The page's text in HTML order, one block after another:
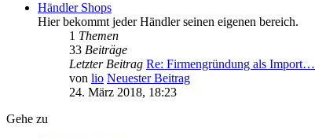
Händler Shops
Hier bekommt jeder Händler seinen eigenen bereich.
1 Themen
33 Beiträge
Letzter Beitrag Re: Firmengründung als Import…
von lio Neuester Beitrag
24. März 2018, 18:23
Gehe zu